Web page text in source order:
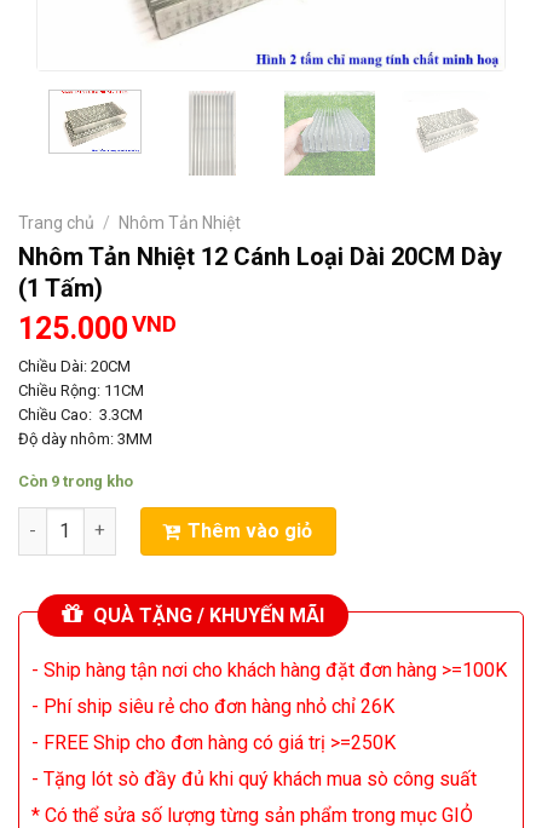
Trang chủ / Nhôm Tản Nhiệt
Nhôm Tản Nhiệt 12 Cánh Loại Dài 20CM Dày
(1 Tấm)
125.000VND
Chiều Dài: 20CM
Chiều Rộng: 11CM
Chiều Cao: 3.3CM
Độ dày nhôm: 3MM
Còn 9 trong kho
Nhôm Tản Nhiệt 12 Cánh Loại Dài 20CM Dày (1 Tấm) số lượng
Thêm vào giỏ
QUÀ TẶNG / KHUYẾN MÃI
- Ship hàng tận nơi cho khách hàng đặt đơn hàng >=100K
- Phí ship siêu rẻ cho đơn hàng nhỏ chỉ 26K
- FREE Ship cho đơn hàng có giá trị >=250K
- Tặng lót sò đầy đủ khi quý khách mua sò công suất
* Có thể sửa số lượng từng sản phẩm trong mục GIỎ